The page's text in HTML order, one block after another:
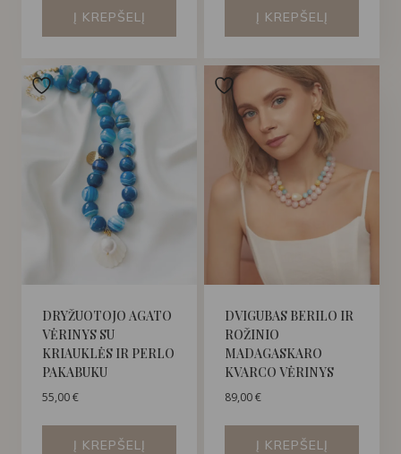
Į KREPŠELĮ Į KREPŠELĮ
DRYŽUOTOJO AGATO
VĖRINYS SU
KRIAUKLĖS IR PERLO
PAKABUKU
55,00€
Į KREPŠELĮ
DVIGUBAS BERILO IR
ROŽINIO
MADAGASKARO
KVARCO VĖRINYS
89,00€
Į KREPŠELĮ